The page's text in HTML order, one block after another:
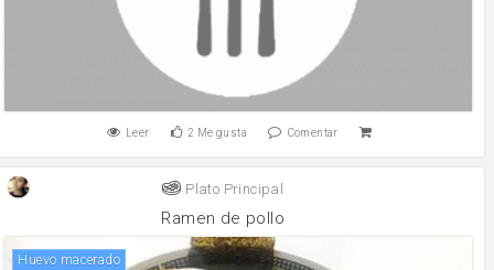
Leer 2 Me gusta Comentar
Plato Principal
Ramen de pollo
Huevo macerado